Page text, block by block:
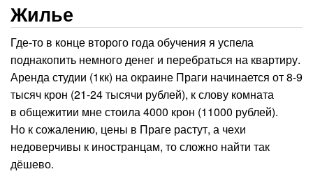
Жилье
Где-то в конце второго года обучения я успела
поднакопить немного денег и перебраться на квартиру.
Аренда студии (1кк) на окраине Праги начинается от 8-9
тысяч крон (21-24 тысячи рублей), к слову комната
в общежитии мне стоила 4000 крон (11000 рублей).
Но к сожалению, цены в Праге растут, а чехи
недоверчивы к иностранцам, то сложно найти так
дёшево.